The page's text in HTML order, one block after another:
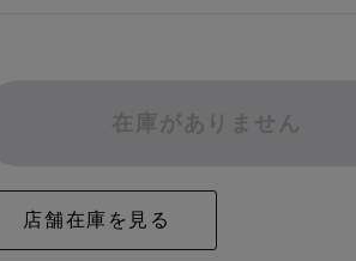
在庫がありません